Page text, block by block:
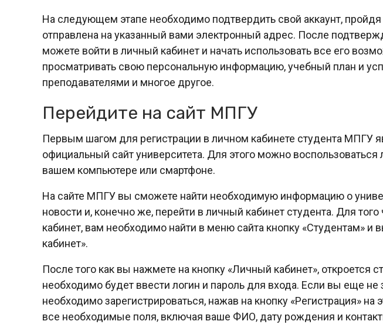
На следующем этапе необходимо подтвердить свой аккаунт,
отправлена на указанный вами электронный адрес. После
можете войти в личный кабинет и начать использовать все его
просматривать свою персональную информацию, учебный план и
преподавателями и многое другое.
Перейдите на сайт МПГУ
Первым шагом для регистрации в личном кабинете студента МПГУ
официальный сайт университета. Для этого можно
вашем компьютере или смартфоне.
На сайте МПГУ вы сможете найти необходимую информацию о
новости и, конечно же, перейти в личный кабинет студента. Для
кабинет, вам необходимо найти в меню сайта кнопку «Студентам» и
кабинет».
После того как вы нажмете на кнопку «Личный кабинет», откроется
необходимо будет ввести логин и пароль для входа. Если вы еще не
необходимо зарегистрироваться, нажав на кнопку «Регистрация» на
все необходимые поля, включая ваше ФИО, дату рождения и